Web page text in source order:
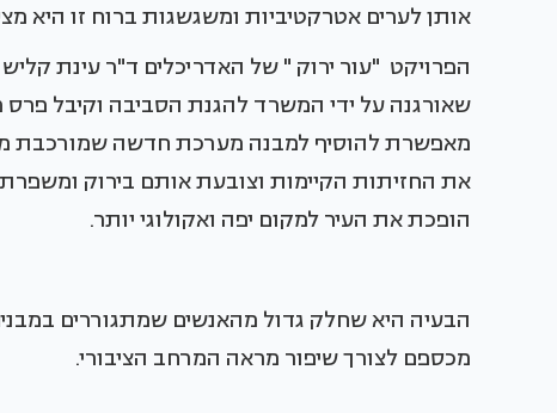
אותן לערים אטרקטיביות ומשגשגות ברוח זו היא
הפרויקט "עור ירוק " של האדריכלים ד"ר עינת
שאורגנה על ידי המשרד להגנת הסביבה וקיבל
מאפשרת להוסיף למבנה מערכת חדשה שמורכבת
את החזיתות הקיימות וצובעת אותם בירוק
הופכת את העיר למקום יפה ואקולוגי יותר.
הבעיה היא שחלק גדול מהאנשים שמתגוררים
מכספם לצורך שיפור מראה המרחב הציבורי.